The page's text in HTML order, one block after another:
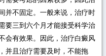
并不固定。一般来说，治疗时
要三到六个月才能接受科学治
会有效果。因此，治疗白癜风
并且治疗需要及时，不能拖